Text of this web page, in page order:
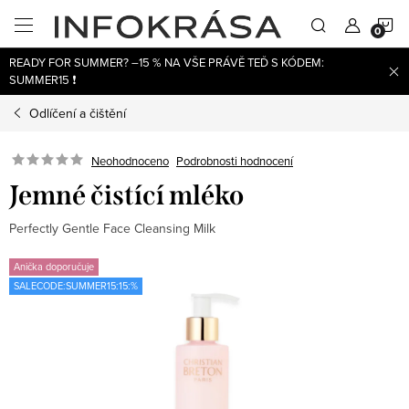
obsah
READY FOR SUMMER? –15 % NA VŠE PRÁVĚ TEĎ S KÓDEM:
SUMMER15 ❗
Odlíčení a čištění
Neohodnoceno Podrobnosti hodnocení
Jemné čistící mléko
Perfectly Gentle Face Cleansing Milk
Anička doporučuje
SALECODE:SUMMER15:15:%